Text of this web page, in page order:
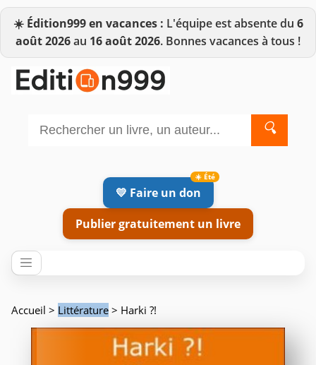
☀️ Édition999 en vacances : L'équipe est absente du 6
août 2026au 16 août 2026. Bonnes vacances à tous !
🔍
💛 Faire un don
Publier gratuitement un livre
Accueil > Littérature > Harki ?!